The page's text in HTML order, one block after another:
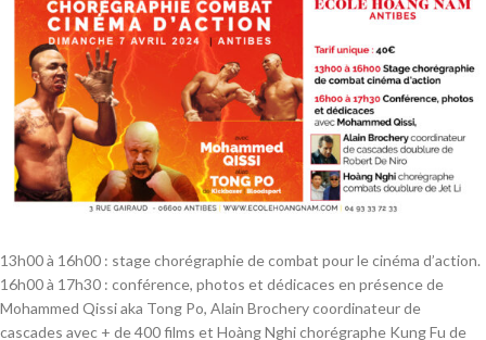
13h00 à 16h00 : stage chorégraphie de combat pour le cinéma d’action.
16h00 à 17h30 : conférence, photos et dédicaces en présence de
Mohammed Qissi aka Tong Po, Alain Brochery coordinateur de
cascades avec + de 400 films et Hoàng Nghi chorégraphe Kung Fu de